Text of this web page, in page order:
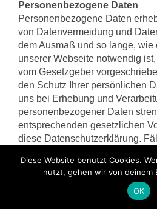
Personenbezogene Daten
Personenbezogene Daten
von Datenvermeidung und
dem Ausmaß und so lange, wie
unserer Webseite notwendig
vom Gesetzgeber
den Schutz Ihrer persönlichen
uns bei Erhebung und
personenbezogener Daten
entsprechenden gesetzlichen
diese Datenschutzerklärung.
gesetzlichen Speicherfrist
erhobenen Daten gesperrt oder
kann unsere Webseite ohne die
Diese Website benutzt Cookies.
nutzt, gehen wir von deinem
OK